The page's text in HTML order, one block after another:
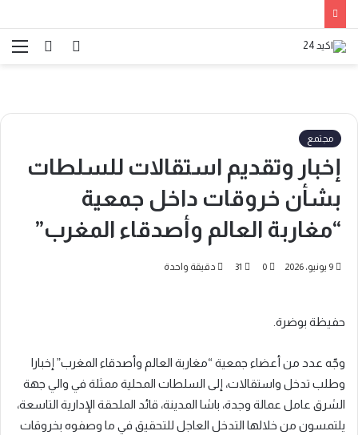
بحث
الوضع
مجتمع
إخبار وتقديم استقالات للسلطات
بشأن خروقات داخل جمعية
“مغاربة العالم وأصدقاء المغرب”
9 يونيو، 2026 0
31 دقيقة واحدة
حفيظة بوضرة.
وجّه عدد من أعضاء جمعية “مغاربة العالم وأصدقاء المغرب” إخبارا
وطلب تدخل واستقالات، إلى السلطات المحلية ممثلة في والي جهة
الشرق عامل عمالة وجدة، باشا المدينة، قائد الملحقة الإدارية التاسعة،
يلتمسون من خلالها التدخل العاجل للتحقيق في ما وصفوه بخروقات